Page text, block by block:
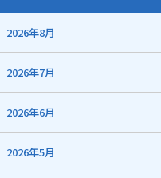
2026年8月
2026年7月
2026年6月
2026年5月